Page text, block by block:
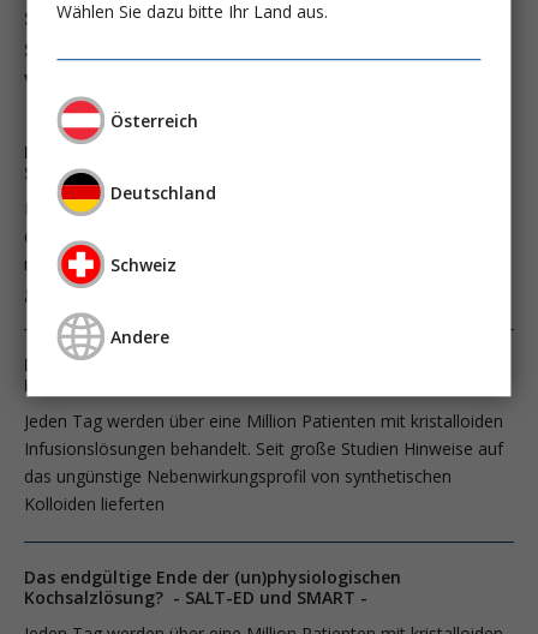
schluckstörung semaglutid
septischer schock
vasopressortherapie
La fin définitive de la solution (non) physiologique? -
SALT-ED und SMART -
Depuis que de vastes études ont fourni des preuves du profil
d’effets indésirables défavorable des colloïdes synthétiques, le
rôle des cristalloïdes dans le traitement volumique a encore
gagné en importance.
Das endgültige Ende der (un)physiologischen
Kochsalzlösung? - SALT-ED und SMART -
Jeden Tag werden über eine Million Patienten mit kristalloiden
Infusionslösungen behandelt. Seit große Studien Hinweise auf
das ungünstige Nebenwirkungsprofil von synthetischen
Kolloiden lieferten
Das endgültige Ende der (un)physiologischen
Kochsalzlösung? - SALT-ED und SMART -
Wählen Sie dazu bitte Ihr Land aus.
Österreich
Deutschland
Schweiz
Andere